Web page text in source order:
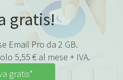
gratis!
Email Pro da 2 GB.
5,55 € al mese + IVA.
gratis*